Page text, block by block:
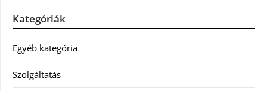
Kategóriák
Egyéb kategória
Szolgáltatás